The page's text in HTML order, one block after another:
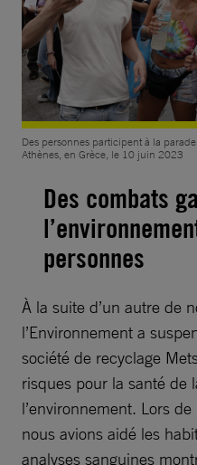
Des personnes participent à la
Athènes, en Grèce, le 10 juin 2023
Des combats
personnes
À la suite d’un autre de
l’Environnement a
société de recyclage
risques pour la santé de
l’environnement. Lors
nous avions aidé les
analyses sanguines